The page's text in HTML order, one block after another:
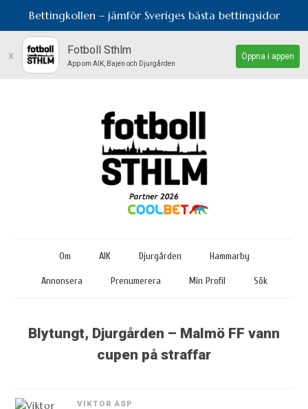
Bettingkollen – jämför Sveriges bästa bettingsidor
x Fotboll Sthlm
App om AIK, Bajen och Djurgården
Öppna i appen
Om AIK Djurgården Hammarby
Annonsera Prenumerera Min Profil Sök
Blytungt, Djurgården – Malmö FF vann
cupen på straffar
VIKTOR ASP